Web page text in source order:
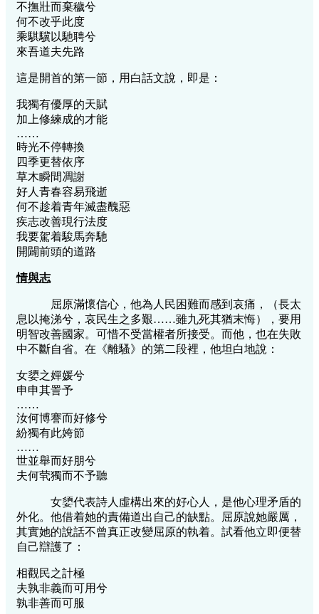
不撫壯而棄穢兮
何不改乎此度
乘騏驥以馳聘兮
來吾道夫先路
這是開首的第一節，用白話文說，即是：
我獨有優厚的天賦
加上修練成的才能
……
時光不停轉換
四季更替依序
草木瞬間凋謝
好人青春容易飛逝
何不趁着青年滅盡醜惡
疾志改善現行法度
我要駕着駿馬奔馳
開闢前頭的道路
情與志
屈原滿懷信心，他為人民困難而感到哀痛，（長太
息以掩涕兮，哀民生之多艱……雖九死其猶末悔），要用
明智改善國家。可惜不受當權者所接受。而他，也在失敗
中不斷自省。在《離騷》的第二段裡，他坦白地說：
女嬃之嬋媛兮
申申其詈予
……
汝何博謇而好修兮
紛獨有此姱節
……
世並舉而好朋兮
夫何茕獨而不予聽
女嬃代表詩人虛構出來的好心人，是他心理矛盾的
外化。他借着她的責備道出自己的缺點。屈原說她嚴厲，
其實她的說話不曾真正改變屈原的執着。試看他立即便替
自己辯護了：
相觀民之計極
夫孰非義而可用兮
孰非善而可服